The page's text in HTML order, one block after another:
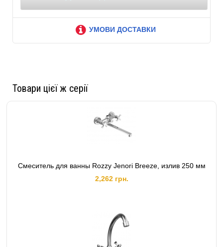
УМОВИ ДОСТАВКИ
Товари цієї ж серії
Смеситель для ванны Rozzy Jenori Breeze, излив 250 мм
2,262 грн.